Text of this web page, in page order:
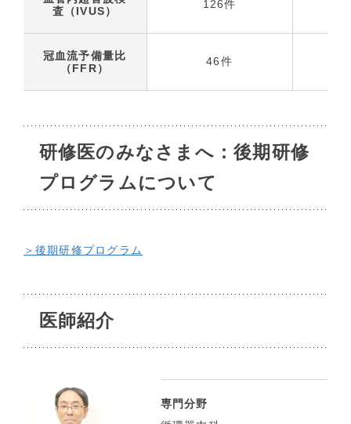
査（IVUS）
126件
冠血流予備量比
（FFR）
46件
研修医のみなさまへ：後期研修
プログラムについて
＞後期研修プログラム
医師紹介
専門分野